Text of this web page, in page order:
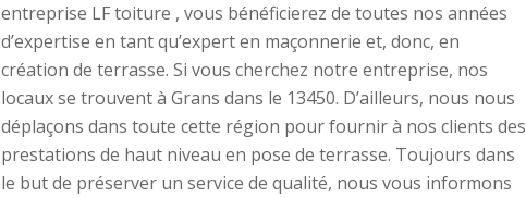
entreprise LF toiture , vous bénéficierez de toutes nos années
d’expertise en tant qu’expert en maçonnerie et, donc, en
création de terrasse. Si vous cherchez notre entreprise, nos
locaux se trouvent à Grans dans le 13450. D’ailleurs, nous nous
déplaçons dans toute cette région pour fournir à nos clients des
prestations de haut niveau en pose de terrasse. Toujours dans
le but de préserver un service de qualité, nous vous informons